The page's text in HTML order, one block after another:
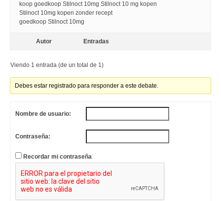
koop goedkoop Stilnoct 10mg Stilnoct 10 mg kopen
Stilnoct 10mg kopen zonder recept
goedkoop Stilnoct 10mg
Autor Entradas
Viendo 1 entrada (de un total de 1)
Debes estar registrado para responder a este debate.
Nombre de usuario:
Contraseña:
Recordar mi contraseña